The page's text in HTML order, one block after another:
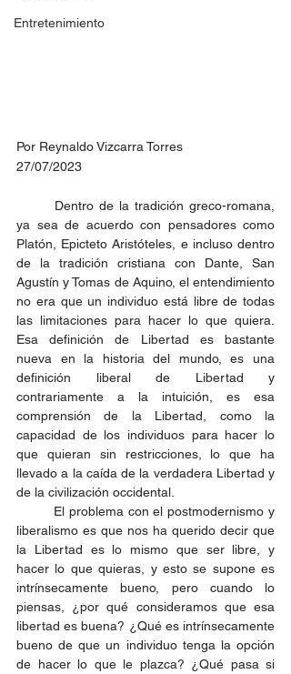
Entretenimiento
Por Reynaldo Vizcarra Torres
27/07/2023
ya sea de acuerdo con pensadores como
Platón, Epicteto Aristóteles, e incluso dentro
de la tradición cristiana con Dante, San
Agustín y Tomas de Aquino, el entendimiento
no era que un individuo está libre de todas
las limitaciones para hacer lo que quiera.
Esa definición de Libertad es bastante
nueva en la historia del mundo, es una
definición liberal de Libertad y
contrariamente a la intuición, es esa
comprensión de la Libertad, como la
capacidad de los individuos para hacer lo
que quieran sin restricciones, lo que ha
llevado a la caída de la verdadera Libertad y
de la civilización occidental.
liberalismo es que nos ha querido decir que
la Libertad es lo mismo que ser libre, y
hacer lo que quieras, y esto se supone es
intrínsecamente bueno, pero cuando lo
piensas, ¿por qué consideramos que esa
libertad es buena? ¿Qué es intrínsecamente
bueno de que un individuo tenga la opción
de hacer lo que le plazca? ¿Qué pasa si